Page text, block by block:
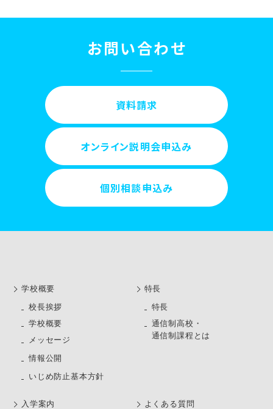
お問い合わせ
資料請求
オンライン説明会申込み
個別相談申込み
学校概要
校長挨拶
学校概要
メッセージ
情報公開
いじめ防止基本方針
特長
特長
通信制高校・
通信制課程とは
⼊学案内
よくある質問